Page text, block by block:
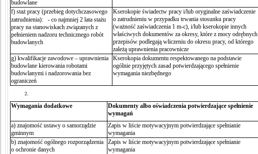
budowlane
f) staż pracy (przebieg dotychczasowego
zatrudnienia):
- co najmniej 2 lata stażu
pracy na stanowiskach związanych z
pełnieniem nadzoru technicznego robót
budowlanych
Kserokopie świadectw pracy i/lub oryginalne zaświadczenie
o zatrudnieniu w przypadku trwania stosunku pracy
(ważność zaświadczenia 1 m-c), i/lub kserokopie innych
właściwych dokumentów za okresy, które z mocy odrębnych
przepisów podlegają wliczeniu do okresu pracy, od którego
zależą uprawnienia pracownicze
g) kwalifikacje zawodowe – uprawnienia
budowlane kierowania robotami
budowlanymi i nadzorowania bez
ograniczeń
Kserokopia dokumentu respektowanego na podstawie
ogólnie przyjętych zasad potwierdzającego spełnienie
wymagania niezbędnego
Wymagania dodatkowe
Dokumenty albo oświadczenia potwierdzające spełnienie
wymagań
a) znajomość ustawy o samorządzie
gminnym
Zapis w liście motywacyjnym potwierdzające spełnianie
wymagania
b) znajomość ogólnego rozporządzenia
o ochronie danych
Zapis w liście motywacyjnym potwierdzające spełnianie
wymagania